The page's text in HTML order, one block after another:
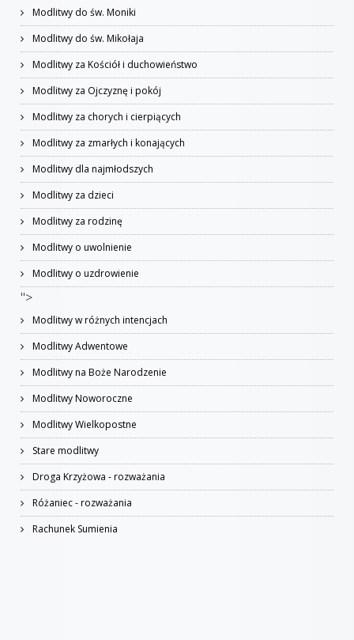
Modlitwy do św. Moniki
Modlitwy do św. Mikołaja
Modlitwy za Kościół i duchowieństwo
Modlitwy za Ojczyznę i pokój
Modlitwy za chorych i cierpiących
Modlitwy za zmarłych i konających
Modlitwy dla najmłodszych
Modlitwy za dzieci
Modlitwy za rodzinę
Modlitwy o uwolnienie
Modlitwy o uzdrowienie
">
Modlitwy w różnych intencjach
Modlitwy Adwentowe
Modlitwy na Boże Narodzenie
Modlitwy Noworoczne
Modlitwy Wielkopostne
Stare modlitwy
Droga Krzyżowa - rozważania
Różaniec - rozważania
Rachunek Sumienia